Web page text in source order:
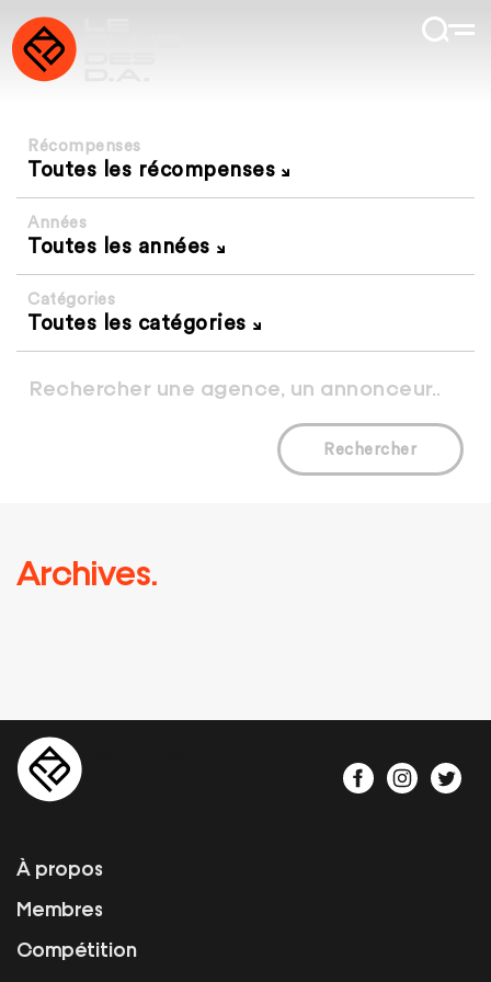
Récompenses
Toutes les récompenses
Années
Toutes les années
Catégories
Toutes les catégories
Rechercher
Archives.
À propos
Membres
Compétition